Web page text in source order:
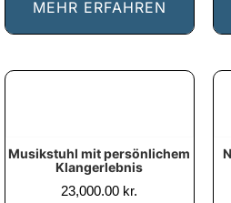
MEHR ERFAHREN
Musikstuhl mit persönlichem
Klangerlebnis
23,000.00 kr.